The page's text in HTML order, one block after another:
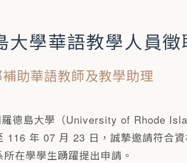
大學華語教學人員徵
助華語教師及教學助理
德島大學（University of Rhode
年 07 月 23 日，誠摯邀請符合
所在學學生踴躍提出申請。